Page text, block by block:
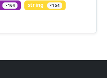
×164 string ×154